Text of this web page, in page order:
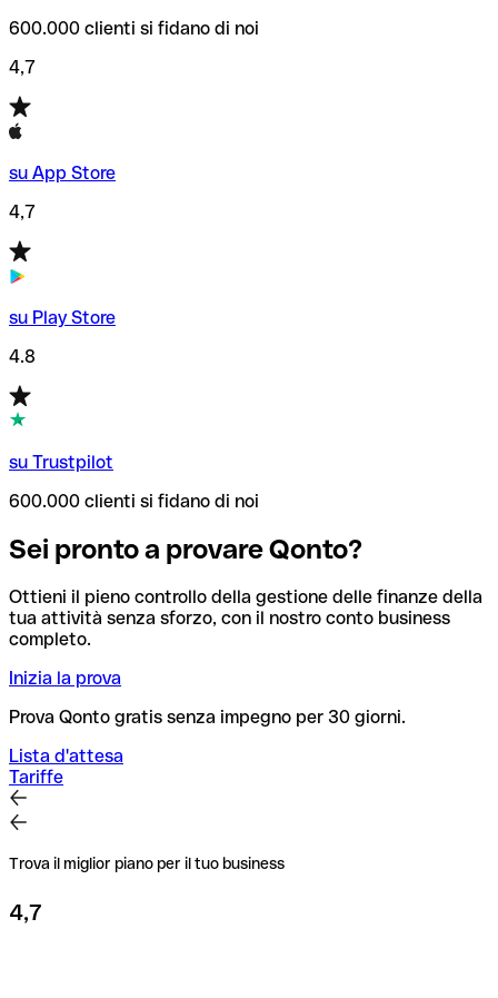
600.000 clienti si fidano di noi
4,7
su App Store
4,7
su Play Store
4.8
su Trustpilot
600.000 clienti si fidano di noi
Sei pronto a provare Qonto?
Ottieni il pieno controllo della gestione delle finanze della
tua attività senza sforzo, con il nostro conto business
completo.
Inizia la prova
Prova Qonto gratis senza impegno per 30 giorni.
Lista d'attesa
Tariffe
Trova il miglior piano per il tuo business
4,7